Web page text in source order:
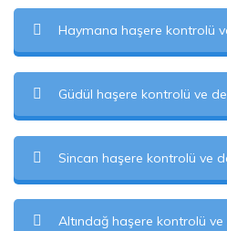
Haymana haşere kontrolü
Güdül haşere kontrolü ve
Sincan haşere kontrolü ve
Altındağ haşere kontrolü